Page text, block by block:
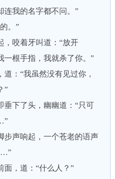
我的名字都不问。”
。”
咬着牙叫道：“放开
根手指，我就杀了你。”
：“我虽然没有见过你，
”
下了头，幽幽道：“只可
声响起，一个苍老的语声
，道：“什么人？”